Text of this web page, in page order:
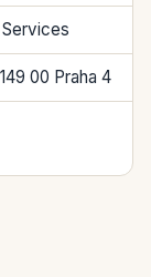
00 Praha 4